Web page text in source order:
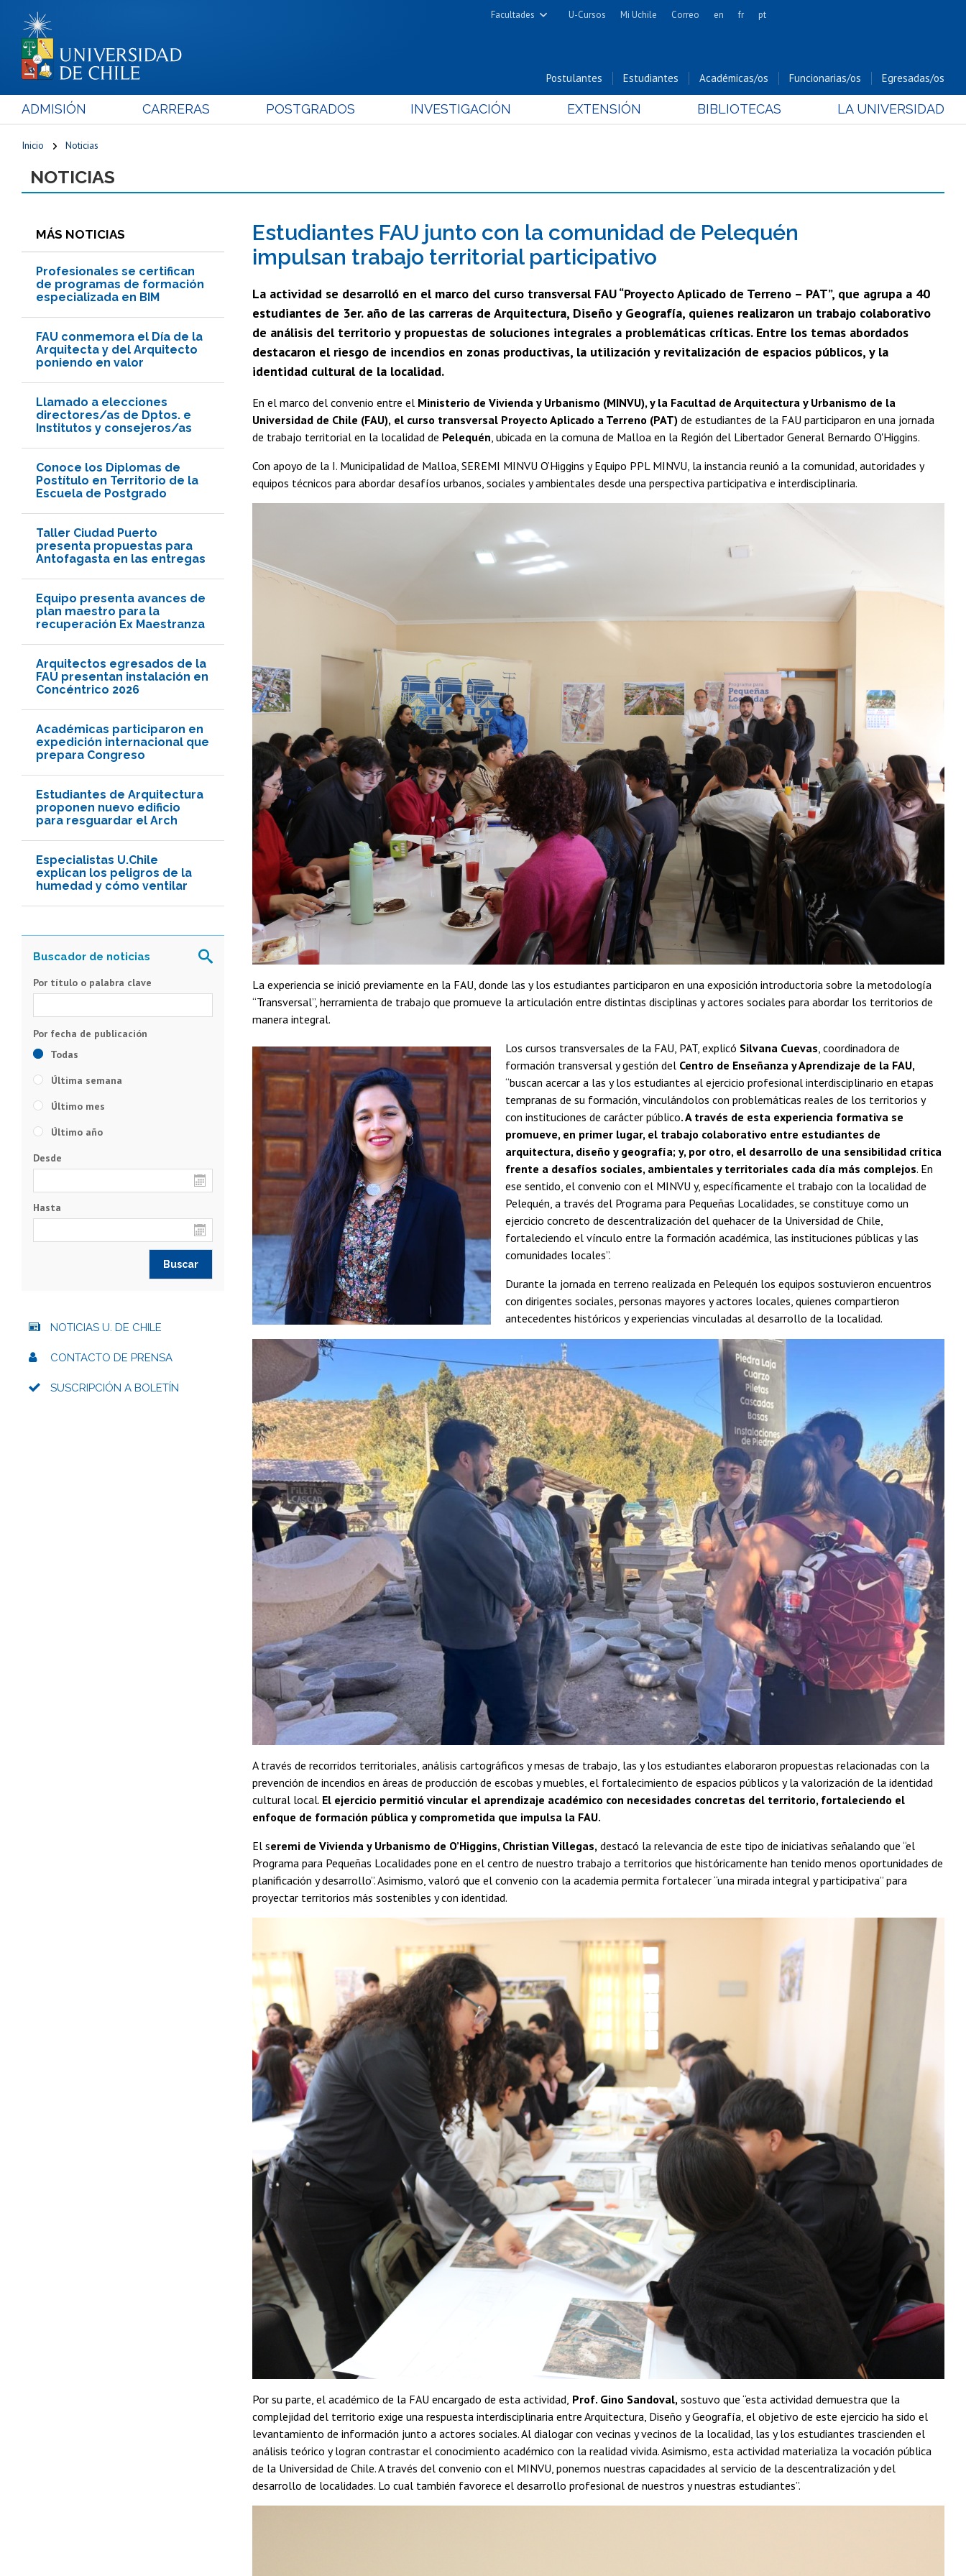
Facultades
Cs. Físicas y Matemáticas
Cs. Forestales y Conservación
Cs. Químicas y Farmacéuticas
Cs. Sociales
Estudios Avanzados en Educación
Estudios Internacionales
Nutrición y Tecnología de
Bachillerato
U-Cursos Mi Uchile Correo en fr pt
Postulantes Estudiantes Académicas/os Funcionarias/os Egresadas/os
ADMISIÓN CARRERAS POSTGRADOS INVESTIGACIÓN EXTENSIÓN BIBLIOTECAS LA UNIVERSIDAD
Inicio Noticias
NOTICIAS
MÁS NOTICIAS
Profesionales se certifican
de programas de formación
especializada en BIM
FAU conmemora el Día de la
Arquitecta y del Arquitecto
poniendo en valor
Llamado a elecciones
directores/as de Dptos. e
Institutos y consejeros/as
Conoce los Diplomas de
Postítulo en Territorio de la
Escuela de Postgrado
Taller Ciudad Puerto
presenta propuestas para
Antofagasta en las entregas
Equipo presenta avances de
plan maestro para la
recuperación Ex Maestranza
Arquitectos egresados de la
FAU presentan instalación en
Concéntrico 2026
Académicas participaron en
expedición internacional que
prepara Congreso
Estudiantes de Arquitectura
proponen nuevo edificio
para resguardar el Arch
Especialistas U.Chile
explican los peligros de la
humedad y cómo ventilar
Estudiantes FAU junto con la comunidad de Pelequén
impulsan trabajo territorial participativo
La actividad se desarrolló en el marco del curso transversal FAU “Proyecto Aplicado de Terreno – PAT”, que agrupa a 40
estudiantes de 3er. año de las carreras de Arquitectura, Diseño y Geografía, quienes realizaron un trabajo colaborativo
de análisis del territorio y propuestas de soluciones integrales a problemáticas críticas. Entre los temas abordados
destacaron el riesgo de incendios en zonas productivas, la utilización y revitalización de espacios públicos, y la
identidad cultural de la localidad.
En el marco del convenio entre el Ministerio de Vivienda y Urbanismo (MINVU), y la Facultad de Arquitectura y Urbanismo de la
Universidad de Chile (FAU), el curso transversal Proyecto Aplicado a Terreno (PAT) de estudiantes de la FAU participaron en una jornada
de trabajo territorial en la localidad de Pelequén , ubicada en la comuna de Malloa en la Región del Libertador General Bernardo O'Higgins.
Con apoyo de la I. Municipalidad de Malloa, SEREMI MINVU O’Higgins y Equipo PPL MINVU, la instancia reunió a la comunidad, autoridades y
equipos técnicos para abordar desafíos urbanos, sociales y ambientales desde una perspectiva participativa e interdisciplinaria.
La experiencia se inició previamente en la FAU, donde las y los estudiantes participaron en una exposición introductoria sobre la metodología
“Transversal”, herramienta de trabajo que promueve la articulación entre distintas disciplinas y actores sociales para abordar los territorios de
manera integral.
Los cursos transversales de la FAU, PAT, explicó Silvana Cuevas , coordinadora de
formación transversal y gestión del Centro de Enseñanza y Aprendizaje de la FAU,
“buscan acercar a las y los estudiantes al ejercicio profesional interdisciplinario en etapas
tempranas de su formación, vinculándolos con problemáticas reales de los territorios y
con instituciones de carácter público. A través de esta experiencia formativa se
promueve, en primer lugar, el trabajo colaborativo entre estudiantes de
arquitectura, diseño y geografía; y, por otro, el desarrollo de una sensibilidad crítica
frente a desafíos sociales, ambientales y territoriales cada día más complejos. En
ese sentido, el convenio con el MINVU y, específicamente el trabajo con la localidad de
Pelequén, a través del Programa para Pequeñas Localidades, se constituye como un
ejercicio concreto de descentralización del quehacer de la Universidad de Chile,
fortaleciendo el vínculo entre la formación académica, las instituciones públicas y las
comunidades locales”.
Durante la jornada en terreno realizada en Pelequén los equipos sostuvieron encuentros
con dirigentes sociales, personas mayores y actores locales, quienes compartieron
antecedentes históricos y experiencias vinculadas al desarrollo de la localidad.
A través de recorridos territoriales, análisis cartográficos y mesas de trabajo, las y los estudiantes elaboraron propuestas relacionadas con la
prevención de incendios en áreas de producción de escobas y muebles, el fortalecimiento de espacios públicos y la valorización de la identidad
cultural local. El ejercicio permitió vincular el aprendizaje académico con necesidades concretas del territorio, fortaleciendo el
enfoque de formación pública y comprometida que impulsa la FAU.
El seremi de Vivienda y Urbanismo de O’Higgins, Christian Villegas, destacó la relevancia de este tipo de iniciativas señalando que “el
Programa para Pequeñas Localidades pone en el centro de nuestro trabajo a territorios que históricamente han tenido menos oportunidades de
planificación y desarrollo”. Asimismo, valoró que el convenio con la academia permita fortalecer “una mirada integral y participativa” para
proyectar territorios más sostenibles y con identidad.
Por su parte, el académico de la FAU encargado de esta actividad, Prof. Gino Sandoval, sostuvo que “esta actividad demuestra que la
complejidad del territorio exige una respuesta interdisciplinaria entre Arquitectura, Diseño y Geografía, el objetivo de este ejercicio ha sido el
levantamiento de información junto a actores sociales. Al dialogar con vecinas y vecinos de la localidad, las y los estudiantes trascienden el
análisis teórico y logran contrastar el conocimiento académico con la realidad vivida. Asimismo, esta actividad materializa la vocación pública
de la Universidad de Chile. A través del convenio con el MINVU, ponemos nuestras capacidades al servicio de la descentralización y del
desarrollo de localidades. Lo cual también favorece el desarrollo profesional de nuestros y nuestras estudiantes”.
Por título o palabra clave
Todas
Última semana
Último mes
Último año
Desde
Hasta
NOTICIAS U. DE CHILE
CONTACTO DE PRENSA
SUSCRIPCIÓN A BOLETÍN